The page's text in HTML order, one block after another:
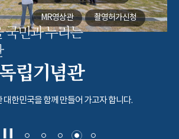
MR영상관 촬영허가신청
국민과 누리는
립기념관
한민국을 함께 만들어 가고자 합니다.